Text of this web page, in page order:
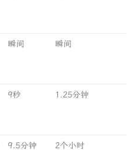
瞬间 瞬间
9秒 1.25分钟
9.5分钟 2个小时